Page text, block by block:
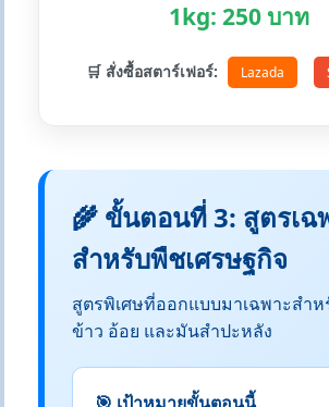
1kg: 250 บาท
🛒 สั่งซื้อสตาร์เฟอร์: Lazada
🌾 ขั้นตอนที่ 3: สูตรเฉ
สำหรับพืชเศรษฐกิจ
สูตรพิเศษที่ออกแบบมาเฉพาะสำ
ข้าว อ้อย และมันสำปะหลัง